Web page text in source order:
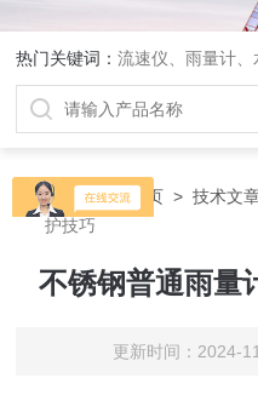
热门关键词：流速仪、雨量计
当前位置：首页 >技术文
护技巧
不锈钢普通雨量
更新时间：